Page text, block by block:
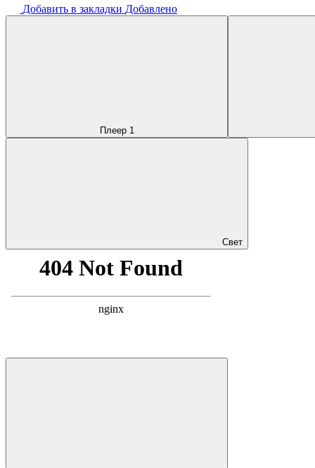
Добавить в закладки Добавлено
Плеер 1
Свет